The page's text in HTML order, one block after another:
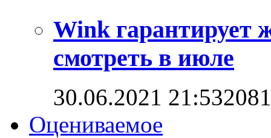
Wink
смотреть в июле
30.06.2021 21:53
Оцениваемое